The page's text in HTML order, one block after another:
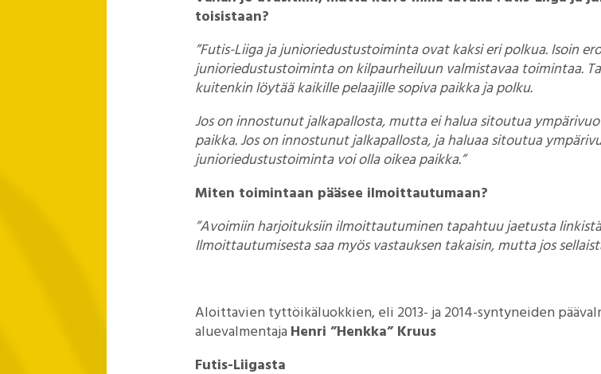
toisistaan?
”Futis-Liiga ja junioriedustustoiminta ovat kaksi eri polkua. Isoin
junioriedustustoiminta on kilpaurheiluun valmistavaa toimintaa.
kuitenkin löytää kaikille pelaajille sopiva paikka ja polku.
Jos on innostunut jalkapallosta, mutta ei halua sitoutua
paikka. Jos on innostunut jalkapallosta, ja haluaa sitoutua
junioriedustustoiminta voi olla oikea paikka.”
Miten toimintaan pääsee ilmoittautumaan?
”Avoimiin harjoituksiinilmoittautuminen tapahtuu jaetusta
Ilmoittautumisesta saa myös vastauksen takaisin, mutta jos
Aloittavien tyttöikäluokkien, eli 2013- ja 2014-syntyneiden
aluevalmentajaHenri ”Henkka” Kruus
Futis-Liigasta